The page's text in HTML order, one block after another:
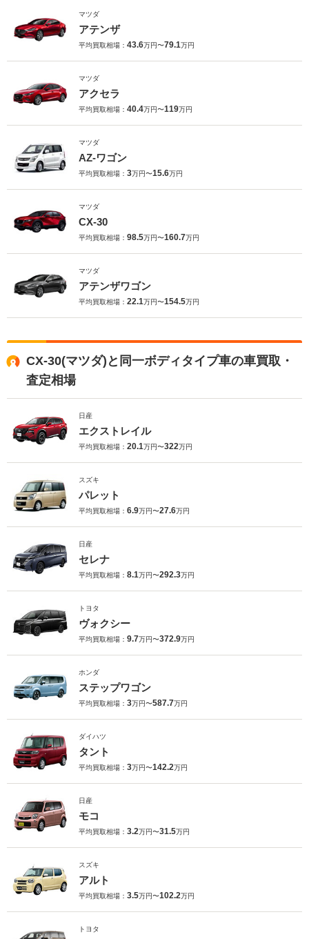
マツダ
アテンザ
平均買取相場： 43.6万円〜79.1万円
マツダ
アクセラ
平均買取相場： 40.4万円〜119万円
マツダ
AZ-ワゴン
平均買取相場： 3万円〜15.6万円
マツダ
CX-30
平均買取相場： 98.5万円〜160.7万円
マツダ
アテンザワゴン
平均買取相場： 22.1万円〜154.5万円
CX-30(マツダ)と同一ボディタイプ車の車買取・
査定相場
日産
エクストレイル
平均買取相場： 20.1万円〜322万円
スズキ
パレット
平均買取相場： 6.9万円〜27.6万円
日産
セレナ
平均買取相場： 8.1万円〜292.3万円
トヨタ
ヴォクシー
平均買取相場： 9.7万円〜372.9万円
ホンダ
ステップワゴン
平均買取相場： 3万円〜587.7万円
ダイハツ
タント
平均買取相場： 3万円〜142.2万円
日産
モコ
平均買取相場： 3.2万円〜31.5万円
スズキ
アルト
平均買取相場： 3.5万円〜102.2万円
トヨタ